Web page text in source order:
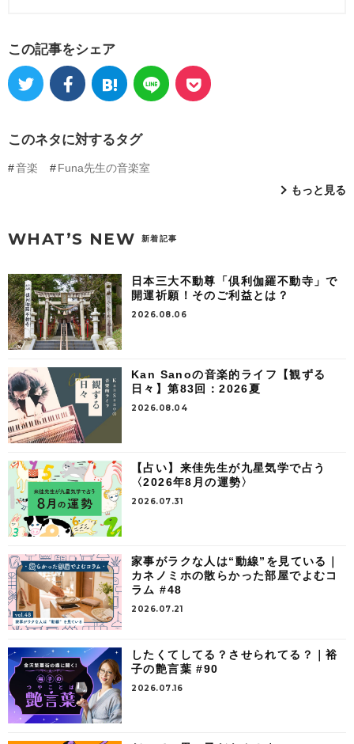
この記事をシェア
このネタに対するタグ
音楽
Funa先生の音楽室
もっと見る
WHAT’S NEW 新着記事
日本三大不動尊「倶利伽羅不動寺」で
開運祈願！そのご利益とは？
2026.08.06
Kan Sanoの音楽的ライフ【観ずる
日々】第83回：2026夏
2026.08.04
【占い】来佳先生が九星気学で占う
〈2026年8月の運勢〉
2026.07.31
家事がラクな人は“動線”を見ている｜
カネノミホの散らかった部屋でよむコ
ラム #48
2026.07.21
したくてしてる？させられてる？｜裕
子の艶言葉 #90
2026.07.16